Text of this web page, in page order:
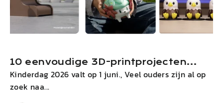
10 eenvoudige 3D-printprojecten
voor kinderen op Kinderdag 2026
Kinderdag 2026 valt op 1 juni., Veel ouders zijn al op
zoek naa...